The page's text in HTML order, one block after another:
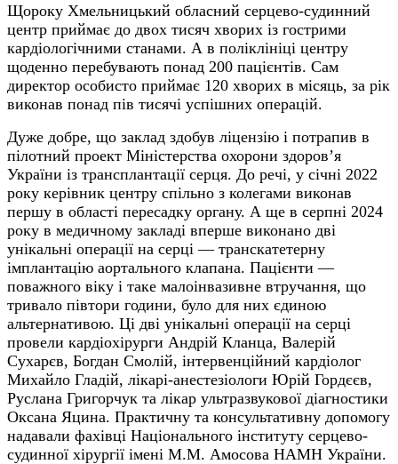
Щороку Хмельницький обласний серцево-судинний
центр приймає до двох тисяч хворих із гострими
кардіологічними станами. А в поліклініці центру
щоденно перебувають понад 200 пацієнтів. Сам
директор особисто приймає 120 хворих в місяць, за рік
виконав понад пів тисячі успішних операцій.
Дуже добре, що заклад здобув ліцензію і потрапив в
пілотний проект Міністерства охорони здоров’я
України із трансплантації серця. До речі, у січні 2022
року керівник центру спільно з колегами виконав
першу в області пересадку органу. А ще в серпні 2024
року в медичному закладі вперше виконано дві
унікальні операції на серці — транскатетерну
імплантацію аортального клапана. Пацієнти —
поважного віку і таке малоінвазивне втручання, що
тривало півтори години, було для них єдиною
альтернативою. Ці дві унікальні операції на серці
провели кардіохірурги Андрій Кланца, Валерій
Сухарєв, Богдан Смолій, інтервенційний кардіолог
Михайло Гладій, лікарі-анестезіологи Юрій Гордєєв,
Руслана Григорчук та лікар ультразвукової діагностики
Оксана Яцина. Практичну та консультативну допомогу
надавали фахівці Національного інституту серцево-
судинної хірургії імені М.М. Амосова НАМН України.